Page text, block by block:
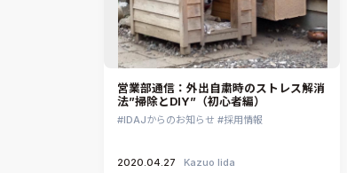
営業部通信：外出自粛時のストレス解消
法”掃除とDIY”（初心者編）
IDAJからのお知らせ 採用情報
2020.04.27 Kazuo Iida